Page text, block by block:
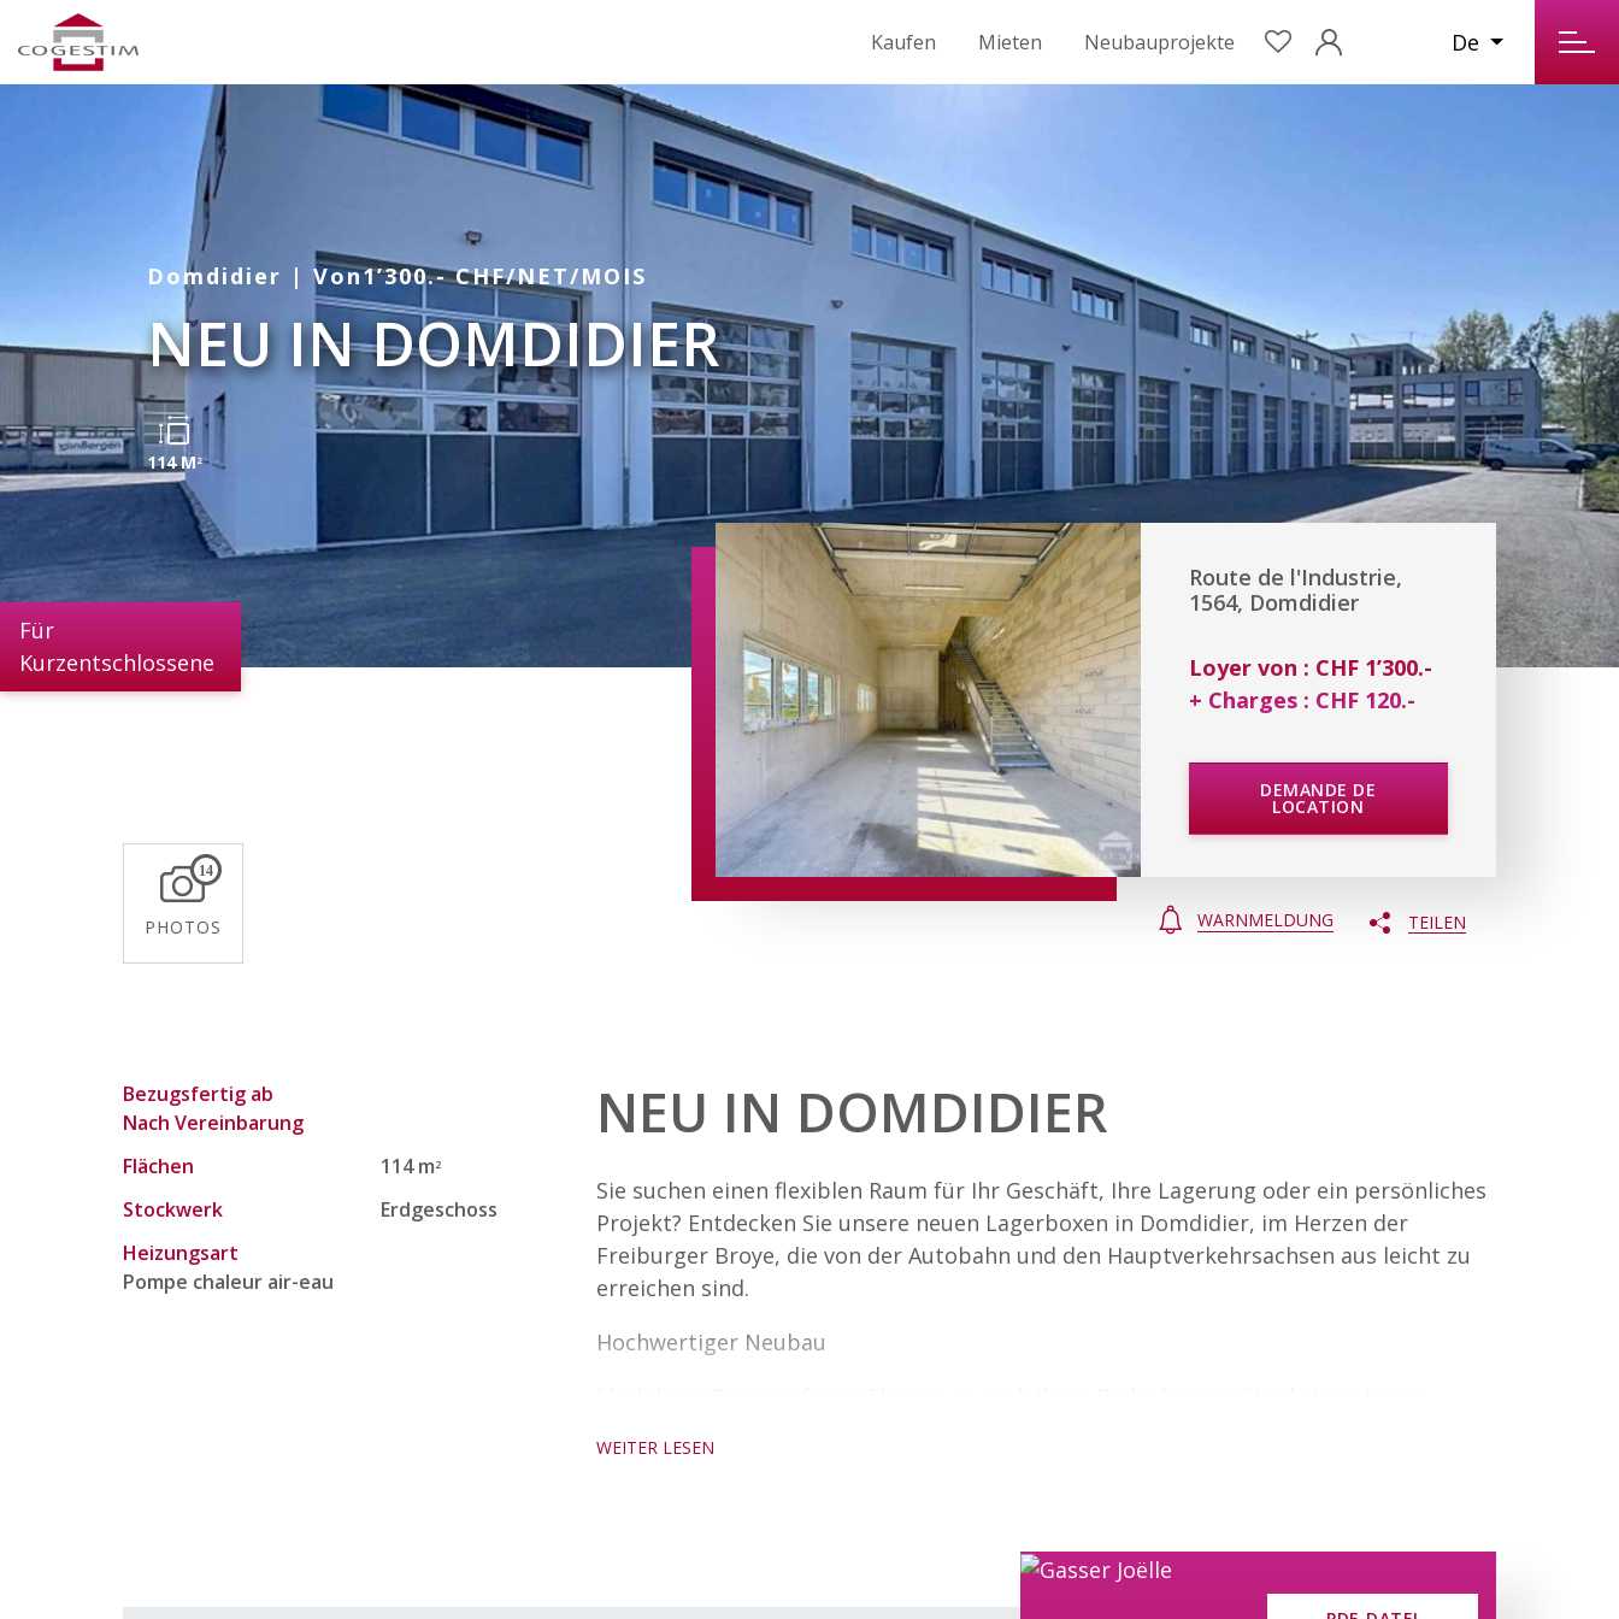
Kaufen Mieten Neubauprojekte De
Domdidier | Von1’300.- CHF/NET/MOIS
NEU IN DOMDIDIER
114 M 2
Für
Kurzentschlossene
14
PHOTOS
Route de l'Industrie,
1564, Domdidier
Loyer von : CHF 1’300.-
+ Charges : CHF 120.-
DEMANDE DE
LOCATION
WARNMELDUNG TEILEN
Bezugsfertig ab
Nach Vereinbarung
Flächen
114 m2
Stockwerk
Erdgeschoss
Heizungsart
Pompe chaleur air-eau
NEU IN DOMDIDIER
Sie suchen einen flexiblen Raum für Ihr Geschäft, Ihre Lagerung oder ein persönliches
Projekt? Entdecken Sie unsere neuen Lagerboxen in Domdidier, im Herzen der
Freiburger Broye, die von der Autobahn und den Hauptverkehrsachsen aus leicht zu
erreichen sind.
Hochwertiger Neubau
Die Räumlichkeiten werden im Rohbauzustand vermietet und sind beheizt.
WEITER LESEN